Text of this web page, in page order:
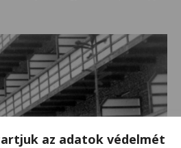
az adatok védelmét